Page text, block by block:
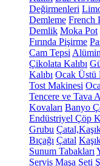
Değirmenleri
Demleme French
Demlik Moka Pot
Fırında Pişirme
Cam Tepsi
Çikolata Kalıbı
Kalıbı Ocak Üstü
Tost Makinesi
Tencere ve Tava
Kovaları Banyo
Endüstriyel Çöp
Grubu
Bıçağı Çatal
Sunum Tabakları
Servis Maşa Seti